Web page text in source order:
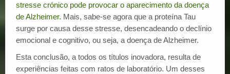
stresse crónico pode provocar o aparecimento da doença
de Alzheimer. Mais, sabe-se agora que a proteína Tau
surge por causa desse stresse, desencadeando o declínio
emocional e cognitivo, ou seja, a doença de Alzheimer.
Esta conclusão, a todos os títulos inovadora, resulta de
experiências feitas com ratos de laboratório. Um desses